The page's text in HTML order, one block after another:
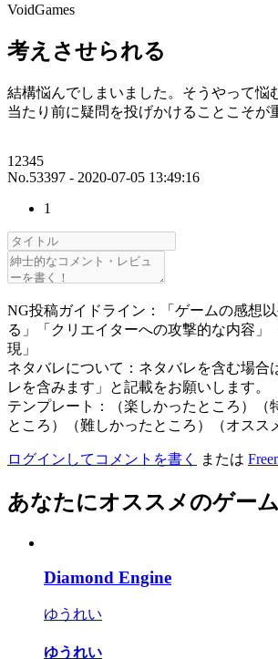
VoidGames
考えさせられる
結構悩んでしまいました。そうやって悩
当たり前に疑問を投げかけることこそが
12345
No.53397 - 2020-07-05 13:49:16
1
NG投稿ガイドライン：「ゲームの感想
る」「クリエイターへの攻撃的な内容」
現」
ネタバレについて：ネタバレを含む場合
レを含みます」と記載をお願いします。
テンプレート：（楽しかったところ）（
ところ）（難しかったところ）（オスス
ログインしてコメントを書く または
あなたにオススメのゲーム
Diamond Engine
ゆうれい
ゆうれい